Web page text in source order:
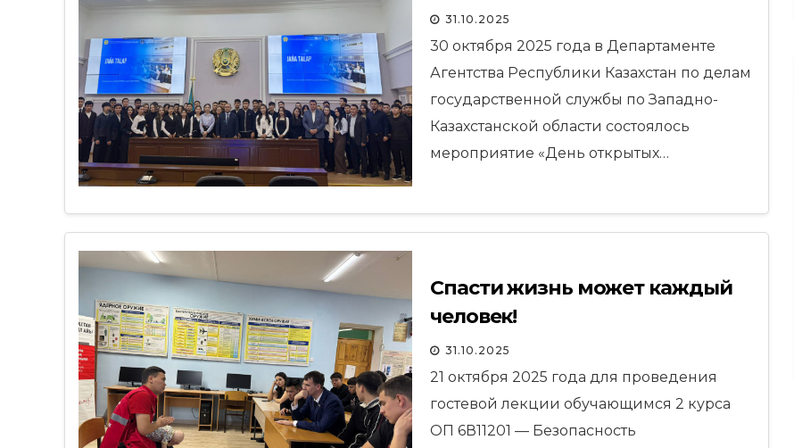
открытых дверей»
31.10.2025
30 октября 2025 года в Департаменте
Агентства Республики Казахстан по делам
государственной службы по Западно-
Казахстанской области состоялось
мероприятие «День открытых…
Спасти жизнь может каждый
человек!
31.10.2025
21 октября 2025 года для проведения
гостевой лекции обучающимся 2 курса
ОП 6В11201 — Безопасность